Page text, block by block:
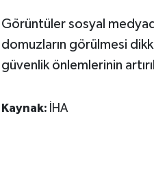
Görüntüler sosyal
domuzların görülmesi
güvenlik önlemlerinin
Kaynak: İHA